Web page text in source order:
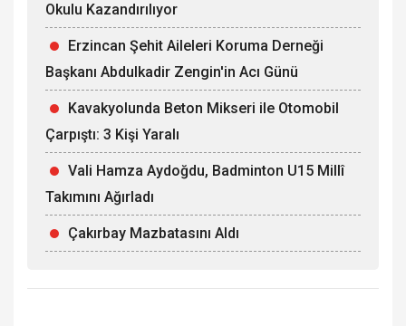
Okulu Kazandırılıyor
Erzincan Şehit Aileleri Koruma Derneği
Başkanı Abdulkadir Zengin'in Acı Günü
Kavakyolunda Beton Mikseri ile Otomobil
Çarpıştı: 3 Kişi Yaralı
Vali Hamza Aydoğdu, Badminton U15 Millî
Takımını Ağırladı
Çakırbay Mazbatasını Aldı